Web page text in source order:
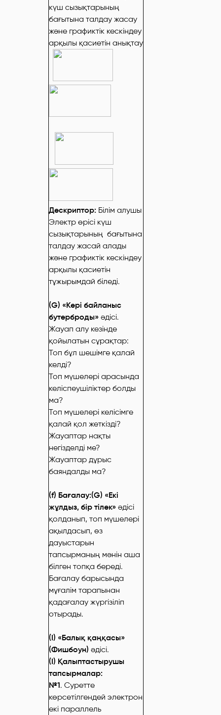
күш сызықтарының
бағытына талдау жасау
және графиктік кескіндеу
арқылы қасиетін анықтау
Дескриптор: Білім алушы
Электр өрісі күш
сызықтарының бағытына
талдау жасай алады
және графиктік кескіндеу
арқылы қасиетін
тұжырымдай біледі.
(G) «Кері байланыс
бутерброды» әдісі.
Жауап алу кезінде
қойылатын сұрақтар:
Топ бұл шешімге қалай
келді?
Топ мүшелері арасында
келіспеушіліктер болды
ма?
Топ мүшелері келісімге
қалай қол жеткізді?
Жауаптар нақты
негізделді ме?
Жауаптар дұрыс
баяндалды ма?
(f) Бағалау:(G) «Екі
жұлдыз, бір тілек» әдісі
қолданып, топ мүшелері
ақылдасып, өз
дауыстарын
тапсырманың мәнін аша
білген топқа береді.
Бағалау барысында
мұғалім тарапынан
қадағалау жүргізіліп
отырады.
(I) «Балық қаңқасы»
(Фишбоун) әдісі.
(I) Қалыптастырушы
тапсырмалар:
№1. Суретте
көрсетілгендей электрон
екі параллель